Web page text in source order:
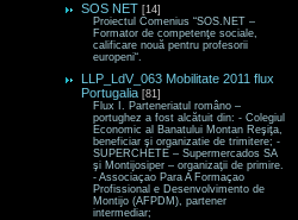
SOS NET [14]
Proiectul Comenius “SOS.NET –
Formator de competenţe sociale,
calificare nouă pentru profesorii
europeni“.
LLP_LdV_063 Mobilitate 2011 flux
Portugalia [81]
Flux I. Parteneriatul româno –
portughez a fost alcătuit din: - Colegiul
Economic al Banatului Montan Reşiţa,
beneficiar şi organizatie de trimitere; -
SUPERCHETE – Supermercados SA
şi Montijosiper – organizaţii de primire.
- Associaçao Para A Formaçao
Profissional e Desenvolvimento de
Montijo (AFPDM), partener
intermediar;